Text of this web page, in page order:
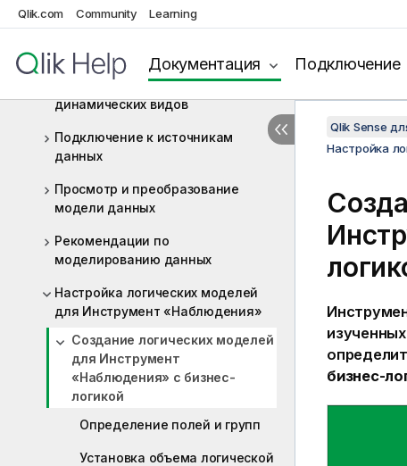
Qlik.com Community Learning
Документация Подключение
Управление большими данными с
помощью приложений On-demand
Управление данными с помощью
динамических видов
Подключение к источникам
данных
Просмотр и преобразование
модели данных
Рекомендации по
моделированию данных
Настройка логических моделей
для Инструмент «Наблюдения»
Создание логических моделей
для Инструмент
«Наблюдения» с бизнес-
логикой
Определение полей и групп
Установка объема логической
Qlik Sense
Настройка
бизнес-